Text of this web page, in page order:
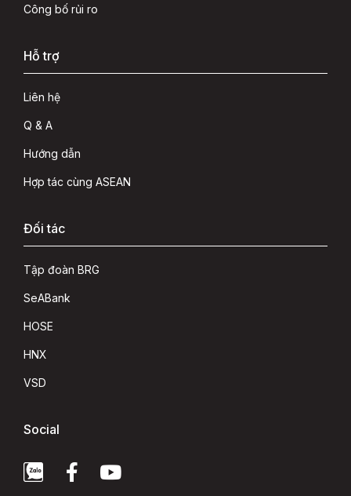
Công bố rủi ro
Hỗ trợ
Liên hệ
Q & A
Hướng dẫn
Hợp tác cùng ASEAN
Đối tác
Tập đoàn BRG
SeABank
HOSE
HNX
VSD
Social